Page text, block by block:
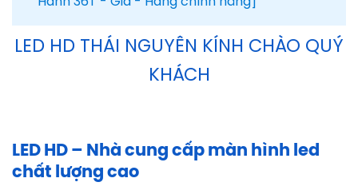
LED HD THÁI NGUYÊN KÍNH CHÀO QUÝ
KHÁCH
LED HD – Nhà cung cấp màn hình led
chất lượng cao